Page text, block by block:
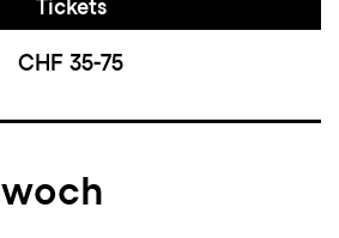
Tickets
CHF 35-75